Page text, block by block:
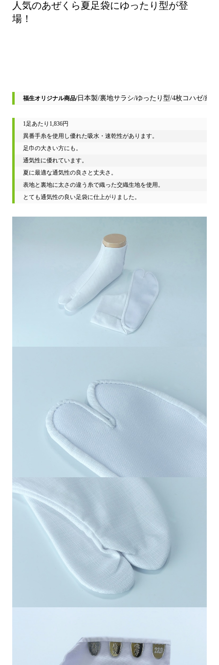
人気のあぜくら夏足袋にゆったり型が登
場！
福生オリジナル商品/日本製/裏地サラシ/ゆったり型/4枚コハゼ/綿
1足あたり 1,836円
異番手糸を使用し優れた吸水・速乾性があります。
足巾の大きい方にも。
通気性に優れています。
夏に最適な通気性の良さと丈夫さ。
表地と裏地に太さの違う糸で織った交織生地を使用。
とても通気性の良い足袋に仕上がりました。